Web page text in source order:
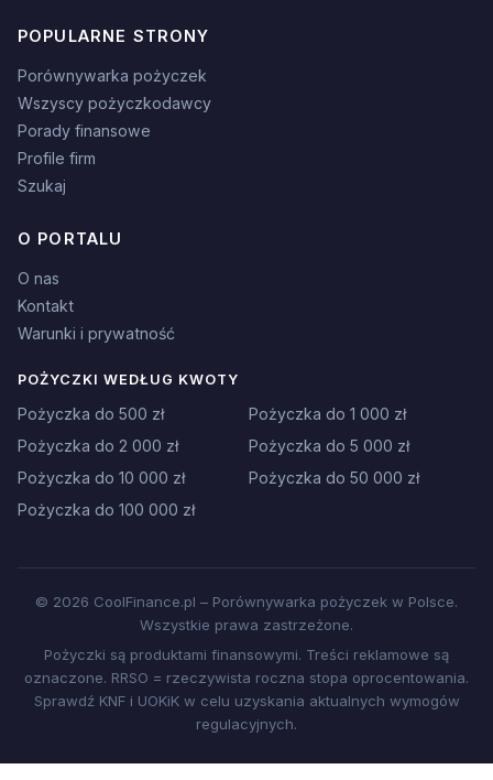
POPULARNE STRONY
Porównywarka pożyczek
Wszyscy pożyczkodawcy
Porady finansowe
Profile firm
Szukaj
O PORTALU
O nas
Kontakt
Warunki i prywatność
POŻYCZKI WEDŁUG KWOTY
Pożyczka do 500 zł
Pożyczka do 1 000 zł
Pożyczka do 2 000 zł
Pożyczka do 5 000 zł
Pożyczka do 10 000 zł
Pożyczka do 50 000 zł
Pożyczka do 100 000 zł
© 2026 CoolFinance.pl – Porównywarka pożyczek w Polsce.
Wszystkie prawa zastrzeżone.
Pożyczki są produktami finansowymi. Treści reklamowe są
oznaczone. RRSO = rzeczywista roczna stopa oprocentowania.
Sprawdź KNF i UOKiK w celu uzyskania aktualnych wymogów
regulacyjnych.